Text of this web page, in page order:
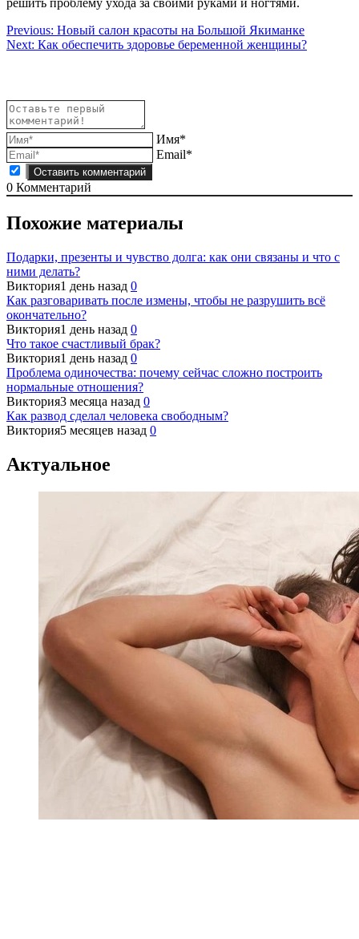
решить проблему ухода за своими руками и ногтями.
Навигация
по
Previous: Новый салон красоты на Большой Якиманке
Next: Как обеспечить здоровье беременной женщины?
Имя*
Email*
0 Комментарий
Похожие материалы
Подарки, презенты и чувство долга: как они связаны и что с
ними делать?
Виктория1 день назад 0
Как разговаривать после измены, чтобы не разрушить всё
окончательно?
Виктория1 день назад 0
Что такое счастливый брак?
Виктория1 день назад 0
Проблема одиночества: почему сейчас сложно построить
нормальные отношения?
Виктория3 месяца назад 0
Как развод сделал человека свободным?
Виктория5 месяцев назад 0
Актуальное